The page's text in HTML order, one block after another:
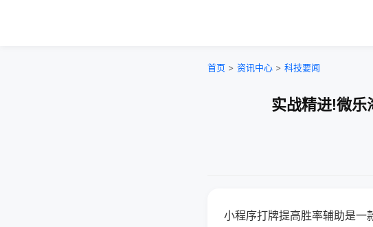
首页 > 资讯中心 > 科技要闻
实战精进!微乐
小程序打牌提高胜率辅助是一